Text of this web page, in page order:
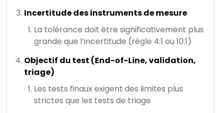
Incertitude des instruments de mesure
La tolérance doit être significativement plus
grande que l’incertitude (règle 4:1 ou 10:1)
Objectif du test (End-of-Line, validation,
triage)
Les tests finaux exigent des limites plus
strictes que les tests de triage